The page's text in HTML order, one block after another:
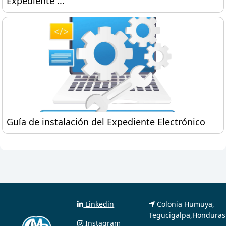
Guía de instalación del Expediente Electrónico
Guía de instalación del Expediente Electrónico
Linkedin
Instagram
Colonia Humuya,
Tegucigalpa,Honduras